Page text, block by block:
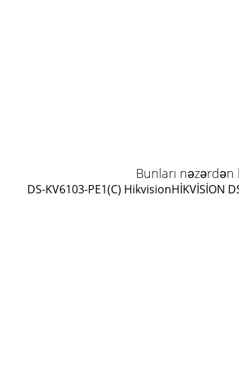
Bunları nəzərdən
DS-KV6103-PE1(C) HikvisionHİKVİSİON